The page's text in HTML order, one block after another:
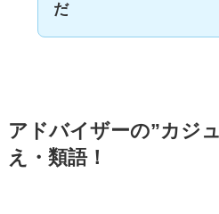
だ
アドバイザーの”カジ
え・類語！